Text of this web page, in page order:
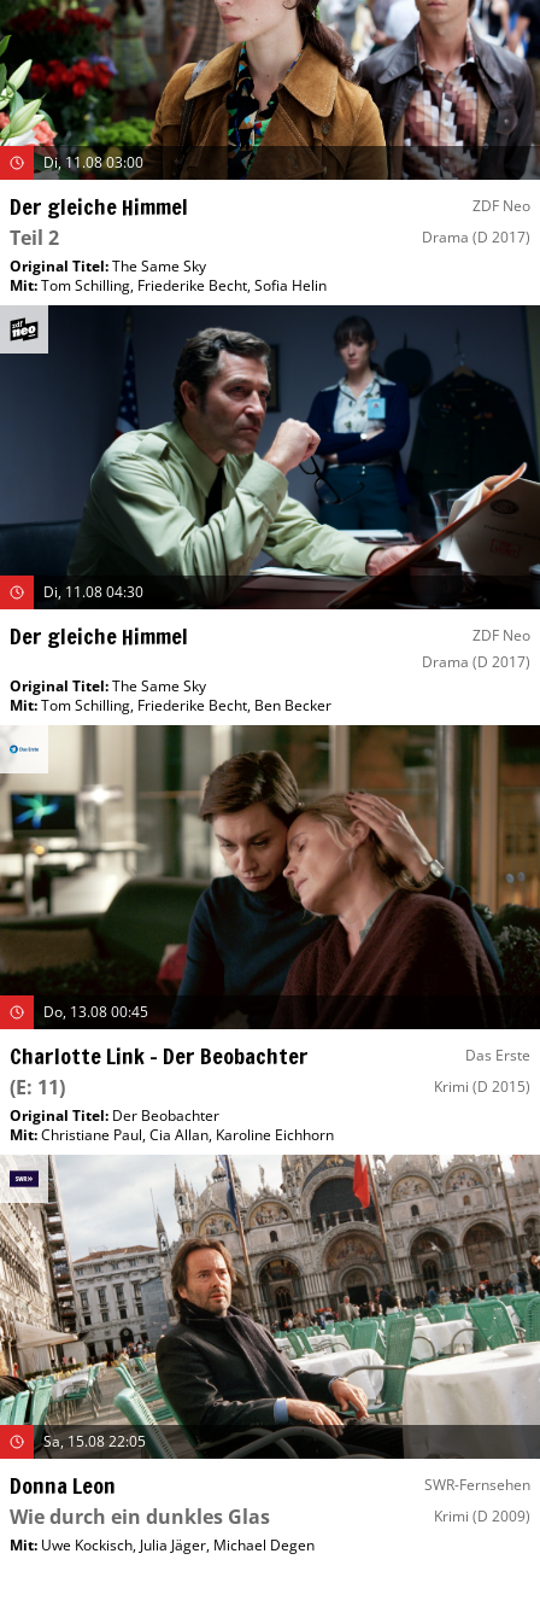
Di, 11.08 03:00
Der gleiche Himmel ZDF Neo
Teil 2 Drama (D 2017)
Original Titel:The Same Sky
Mit:Tom Schilling, Friederike Becht,Sofia Helin
Di, 11.08 04:30
Der gleiche Himmel
ZDF Neo
Drama (D 2017)
Original Titel:The Same Sky
Mit:Tom Schilling, Friederike Becht, Ben Becker
Do, 13.08 00:45
Charlotte Link – Der Beobachter Das Erste
(E: 11) Krimi (D 2015)
Original Titel: Der Beobachter
Mit:Christiane Paul,Cia Allan, Karoline Eichhorn
Sa, 15.08 22:05
Donna Leon SWR-Fernsehen
Wie durch ein dunkles Glas Krimi (D 2009)
Mit: Uwe Kockisch, Julia Jäger, Michael Degen